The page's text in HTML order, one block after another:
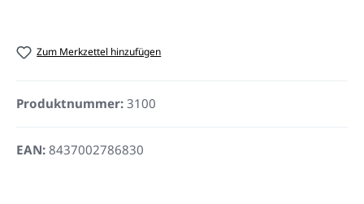
Zum Merkzettel hinzufügen
Produktnummer: 3100
EAN: 8437002786830